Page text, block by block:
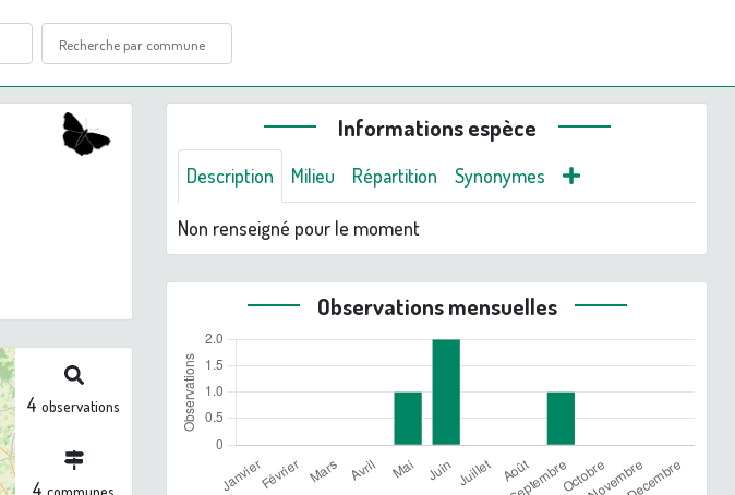
4 observations
4 communes
Informations espèce
Description Milieu Répartition Synonymes
Non renseigné pour le moment
Observations mensuelles